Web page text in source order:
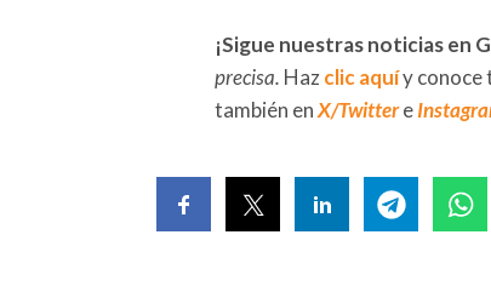
¡Sigue nuestras noticias en
precisa. Hazclic aquíy conoce
también enX/Twittere